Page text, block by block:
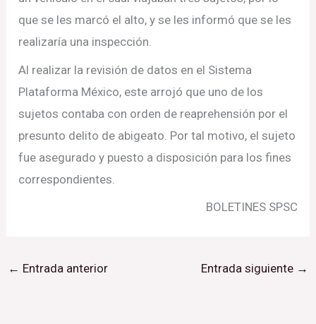
que se les marcó el alto, y se les informó que se les
realizaría una inspección.
Al realizar la revisión de datos en el Sistema
Plataforma México, este arrojó que uno de los
sujetos contaba con orden de reaprehensión por el
presunto delito de abigeato. Por tal motivo, el sujeto
fue asegurado y puesto a disposición para los fines
correspondientes.
BOLETINES SPSC
← Entrada anterior Entrada siguiente →